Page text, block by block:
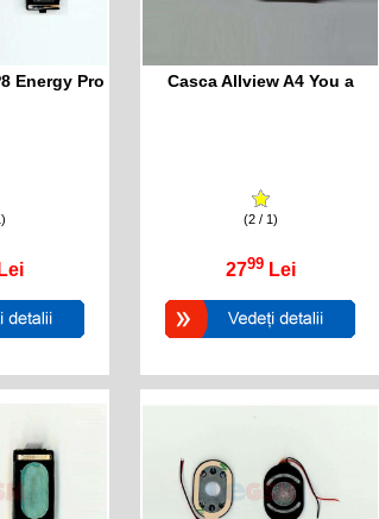
Energy Pro
Lei
Casca Allview A4 You a
(2 / 1)
2799 Lei